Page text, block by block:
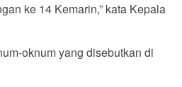
ke 14 Kemarin,” kata Kepala
oknum yang disebutkan di